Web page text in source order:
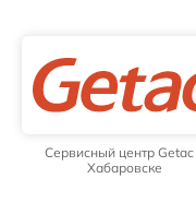
Сервисный центр Getac
Хабаровске